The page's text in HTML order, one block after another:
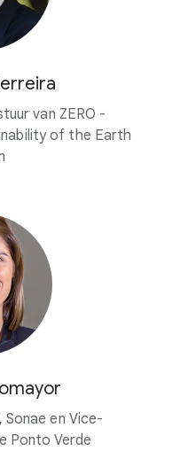
van ZERO -
of the Earth
Sonae en Vice-
Ponto Verde